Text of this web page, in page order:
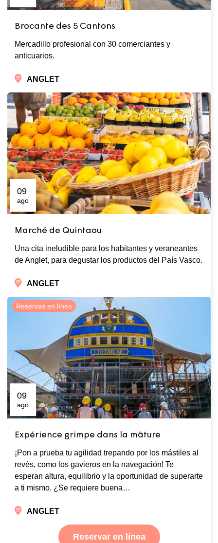
Brocante des 5 Cantons
Mercadillo profesional con 30 comerciantes y
anticuarios.
ANGLET
09
ago
Marché de Quintaou
Una cita ineludible para los habitantes y veraneantes
de Anglet, para degustar los productos del País Vasco.
ANGLET
Reservas en línea
09
ago
Expérience grimpe dans la mâture
¡Pon a prueba tu agilidad trepando por los mástiles al
revés, como los gavieros en la navegación! Te
esperan altura, equilibrio y la oportunidad de superarte
a ti mismo. ¿Se requiere buena…
ANGLET
Reservar en línea